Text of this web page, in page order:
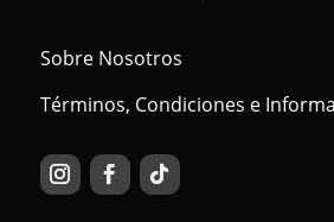
Sobre Nosotros
Términos, Condiciones e